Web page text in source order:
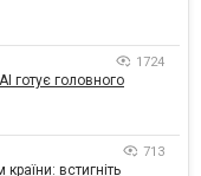
1724
готує головного
713
встигніть